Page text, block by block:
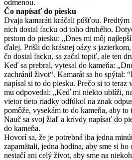
odmenou.
Čo napísať do piesku
Dvaja kamaráti kráčali púšťou. Predtým
nich dostal facku od toho druhého.
prstom do piesku: „Dnes mi môj
ďalej. Prišli do krásnej oázy s
čo dostal facku, sa začal topiť, ale ten
Keď sa prebral, vytesal do kameňa:
zachránil život“. Kamarát sa ho spýtal:
napísal si to do piesku. Prečo si to teraz
mu odpovedal: „Keď mi niekto ublíži,
vietor tieto riadky odfúkol na znak
pomôže, vysekám to do kameňa, aby to
Nauč sa svoj žiaľ a krivdy napísať do
do kameňa.
Hovorí sa, že je potrebná iba jedna
zapamätali, jedna hodina, aby sme si
nestačí ani celý život, aby sme na